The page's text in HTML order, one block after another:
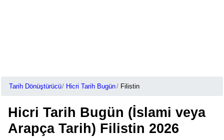
Tarih Dönüştürücü Hicri Tarih Bugün Filistin
Hicri Tarih Bugün (İslami veya
Arapça Tarih) Filistin 2026